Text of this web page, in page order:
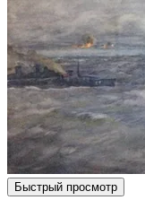
Быстрый просмотр